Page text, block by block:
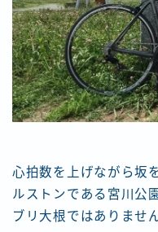
心拍数を上げながら坂
ルストンである宮川公
ブリ大根ではありません